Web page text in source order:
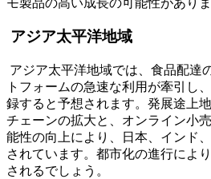
アジア太平洋地域
アジア太平洋地域では、食品配達
トフォームの急速な利用が牽引し
録すると予想されます。発展途上
チェーンの拡大と、オンライン小
能性の向上により、日本、インド
されています。都市化の進行によ
されるでしょう。